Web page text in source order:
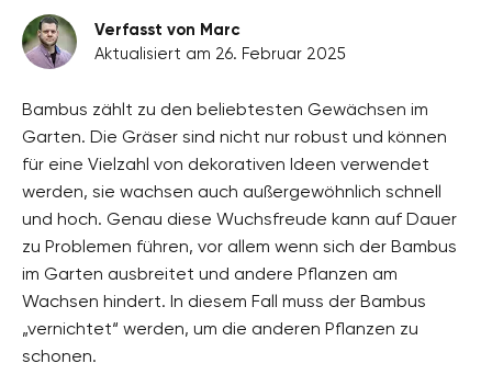
Verfasst von Marc
Aktualisiert am 26. Februar 2025
Bambus zählt zu den beliebtesten Gewächsen im
Garten. Die Gräser sind nicht nur robust und können
für eine Vielzahl von dekorativen Ideen verwendet
werden, sie wachsen auch außergewöhnlich schnell
und hoch. Genau diese Wuchsfreude kann auf Dauer
zu Problemen führen, vor allem wenn sich der Bambus
im Garten ausbreitet und andere Pflanzen am
Wachsen hindert. In diesem Fall muss der Bambus
„vernichtet“ werden, um die anderen Pflanzen zu
schonen.